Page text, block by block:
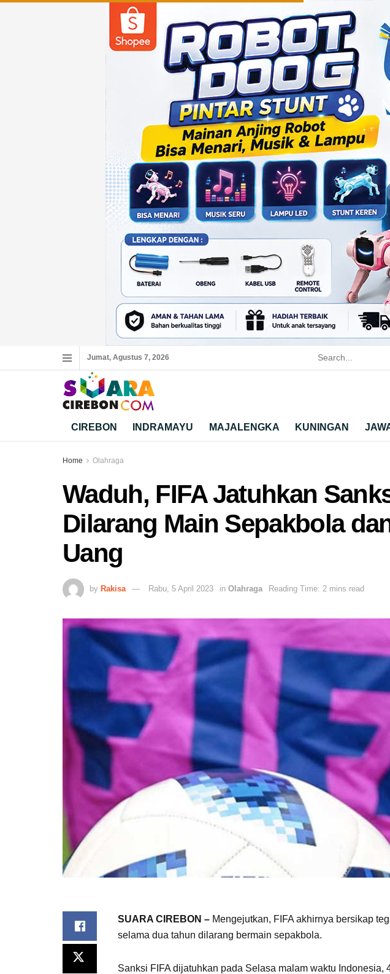
Jumat, Agustus 7, 2026
CIREBON INDRAMAYU MAJALENGKA KUNINGAN
Home Olahraga
Waduh, FIFA Jatuhkan
Dilarang Main Sepakbola
Uang
by Rakisa Rabu, 5 April 2023 in Olahraga Reading Time: 2 mins read
SUARA CIREBON – Mengejutkan, FIFA akhirnya bersikap
selama dua tahun dilarang bermain sepakbola.
Sanksi FIFA dijatuhkan pada Selasa malam waktu Indonesia,